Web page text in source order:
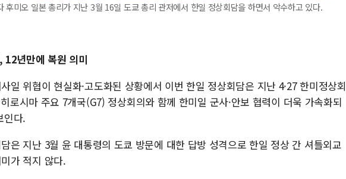
후미오 일본 총리가 지난 3월 16일 도쿄 총리 관저에서 한일 정상회담을 하면서 악수하고 있다.
년만에 복원 의미
일 위협이 현실화·고도화된 상황에서 이번 한일 정상회담은 지난 4·27 한미정상회
로시마 주요 7개국(G7) 정상회의와 함께 한미일 군사·안보 협력이 더욱 가속화되
인다.
은 지난 3월 윤 대통령의 도쿄 방문에 대한 답방 성격으로 한일 정상 간 셔틀외교
가 적지 않다.